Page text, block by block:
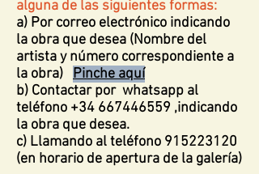
alguna de las siguientes formas:
a) Por correo electrónico indicando
la obra que desea (Nombre del
artista y número correspondiente a
la obra) Pinche aquí
b) Contactar por whatsapp al
teléfono +34 667446559 ,indicando
la obra que desea.
c) Llamando al teléfono 915223120
(en horario de apertura de la galería)